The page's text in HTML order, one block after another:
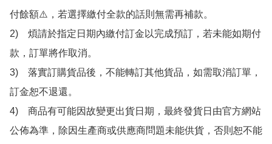
付餘額⚠️，若選擇繳付全款的話則無需再補款。
2)　煩請於指定日期內繳付訂金以完成預訂，若未能如期付
款，訂單將作取消。
3)　落實訂購貨品後，不能轉訂其他貨品，如需取消訂單，
訂金恕不退還。
4)　商品有可能因故變更出貨日期，最終發貨日由官方網站
公佈為準，除因生產商或供應商問題未能供貨，否則恕不能